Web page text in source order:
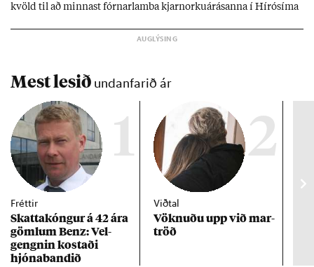
kvöld til að minn­ast fórn­ar­lamba kjarn­orku­árás­anna í Hírósíma
Mest lesið undanfarið ár
1
Fréttir
Skattakóng­ur á 42 ára
göml­um Benz: Vel­
gengn­in kostaði
hjóna­band­ið
2
Viðtal
Vökn­uðu upp við mar­
tröð